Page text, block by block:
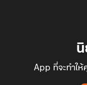
นิ
App ที่จะทำใ